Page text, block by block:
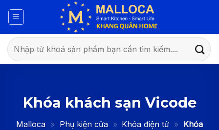
qua
dung
Tìm
kiếm:
Khóa khách sạn Vicode
Malloca » Phụ kiện cửa » Khóa điện tử » Khóa